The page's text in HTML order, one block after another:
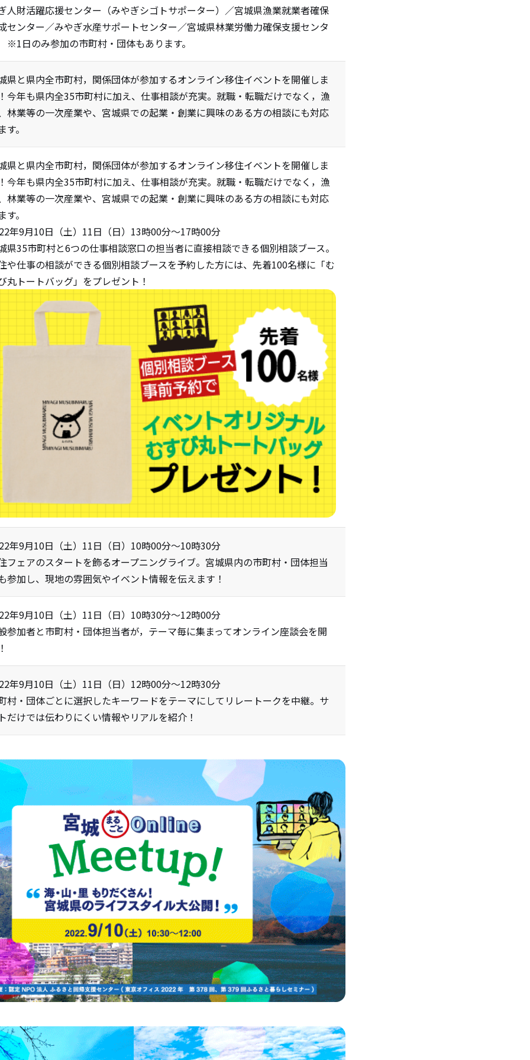
人財活躍応援センター（みやぎシゴトサポーター）／宮城県漁業就業者確保
センター／みやぎ水産サポートセンター／宮城県林業労働力確保支援センタ
日のみ参加の市町村・団体もあります。
県と県内全市町村，関係団体が参加するオンライン移住イベントを開催しま
今年も県内全35市町村に加え、仕事相談が充実。就職・転職だけでなく，漁
林業等の一次産業や、宮城県での起業・創業に興味のある方の相談にも対応
す。
県と県内全市町村，関係団体が参加するオンライン移住イベントを開催しま
今年も県内全35市町村に加え、仕事相談が充実。就職・転職だけでなく，漁
林業等の一次産業や、宮城県での起業・創業に興味のある方の相談にも対応
す。
年9月10日（土）11日（日）13時00分～17時00分
県35市町村と6つの仕事相談窓口の担当者に直接相談できる個別相談ブース。
や仕事の相談ができる個別相談ブースを予約した方には、先着100名様に「む
丸トートバッグ」をプレゼント！
年9月10日（土）11日（日）10時00分〜10時30分
フェアのスタートを飾るオープニングライブ。宮城県内の市町村・団体担当
参加し、現地の雰囲気やイベント情報を伝えます！
年9月10日（土）11日（日）10時30分～12時00分
参加者と市町村・団体担当者が，テーマ毎に集まってオンライン座談会を開
年9月10日（土）11日（日）12時00分～12時30分
村・団体ごとに選択したキーワードをテーマにしてリレートークを中継。サ
だけでは伝わりにくい情報やリアルを紹介！